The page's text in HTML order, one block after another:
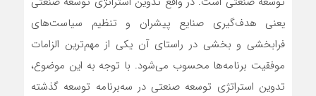
یعنی هدف‌گیری صنایع پیشران و تنظیم سیاست‌های
فرابخشی و بخشی در راستای آن یکی از مهم‌ترین الزامات
موفقیت برنامه‌ها محسوب می‌شود. با توجه به این موضوع،
تدوین استراتژی توسعه صنعتی در سه‌برنامه توسعه گذشته